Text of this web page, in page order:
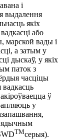
і
выдалення
якіх
або
марской вады і
а затым у
дыскаў, у якіх
паток з
часціцы
вадкасць
ў
у
TMсерыя).